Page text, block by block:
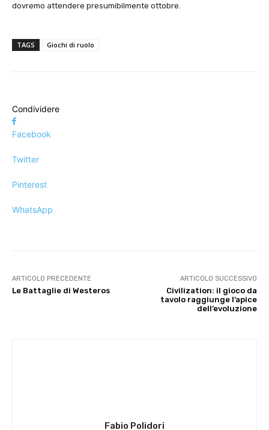
dovremo attendere presumibilmente ottobre.
TAGS Giochi di ruolo
Condividere
Facebook
Twitter
Pinterest
WhatsApp
ARTICOLO PRECEDENTE
Le Battaglie di Westeros
ARTICOLO SUCCESSIVO
Civilization: il gioco da
tavolo raggiunge l’apice
dell’evoluzione
Fabio Polidori